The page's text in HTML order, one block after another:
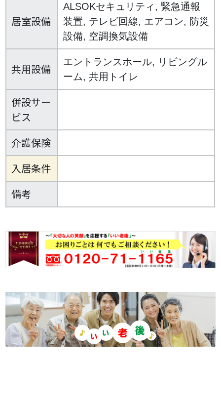
居室設備
ALSOKセキュリティ, 緊急通報
装置, テレビ回線, エアコン, 防災
設備, 空調換気設備
共用設備
エントランスホール, リビングル
ーム, 共用トイレ
併設サー
ビス
介護保険
入居条件
備考